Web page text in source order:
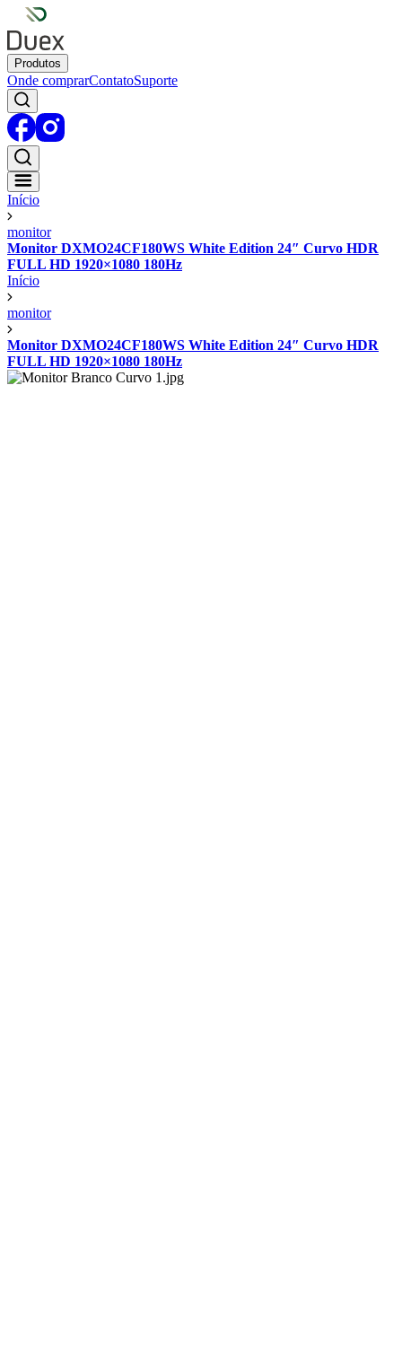
Produtos
Onde comprarContatoSuporte
Início
monitor
Monitor DXMO24CF180WS White Edition 24″ Curvo HDR
FULL HD 1920×1080 180Hz
Início
monitor
Monitor DXMO24CF180WS White Edition 24″ Curvo HDR
FULL HD 1920×1080 180Hz